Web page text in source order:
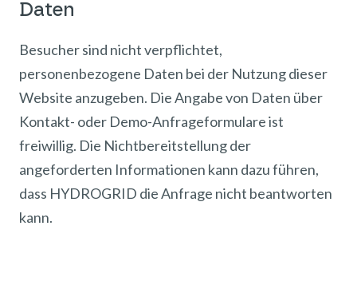
Daten
Besucher sind nicht verpflichtet,
personenbezogene Daten bei der Nutzung dieser
Website anzugeben. Die Angabe von Daten über
Kontakt- oder Demo-Anfrageformulare ist
freiwillig. Die Nichtbereitstellung der
angeforderten Informationen kann dazu führen,
dass HYDROGRID die Anfrage nicht beantworten
kann.